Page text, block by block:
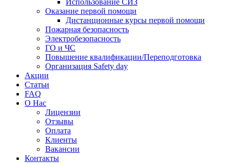
Использование СИЗ
Оказание первой помощи
Дистанционные курсы первой помощи
Пожарная безопасность
Электробезопасность
ГО и ЧС
Повышение квалификации/Переподготовка
Организация Safety day
Акции
Статьи
FAQ
О Нас
Лицензии
Отзывы
Оплата
Клиенты
Вакансии
Контакты